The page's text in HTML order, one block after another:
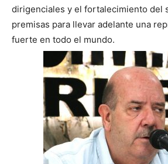
dirigenciales y el fortalecimiento del
premisas para llevar adelante una
fuerte en todo el mundo.